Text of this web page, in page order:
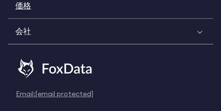
価格
会社
Email:[email protected]